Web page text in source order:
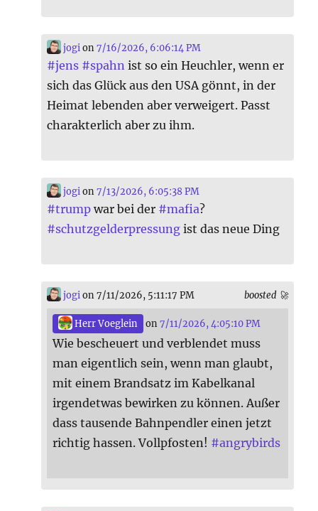
jogi on7/16/2026, 6:06:14 PM
#jens #spahn ist so ein Heuchler, wenn er
sich das Glück aus den USA gönnt, in der
Heimat lebenden aber verweigert. Passt
charakterlich aber zu ihm.
jogi on7/13/2026, 6:05:38 PM
#trump war bei der #mafia?
#schutzgelderpressung ist das neue Ding
boosted 🚀
jogi on 7/11/2026, 5:11:17 PM
Herr Voeglein on7/11/2026, 4:05:10 PM
Wie bescheuert und verblendet muss
man eigentlich sein, wenn man glaubt,
mit einem Brandsatz im Kabelkanal
irgendetwas bewirken zu können. Außer
dass tausende Bahnpendler einen jetzt
richtig hassen. Vollpfosten! #angrybirds